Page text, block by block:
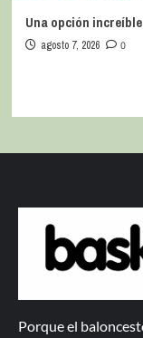
Una opción increíble
agosto 7, 2026 0
Porque el